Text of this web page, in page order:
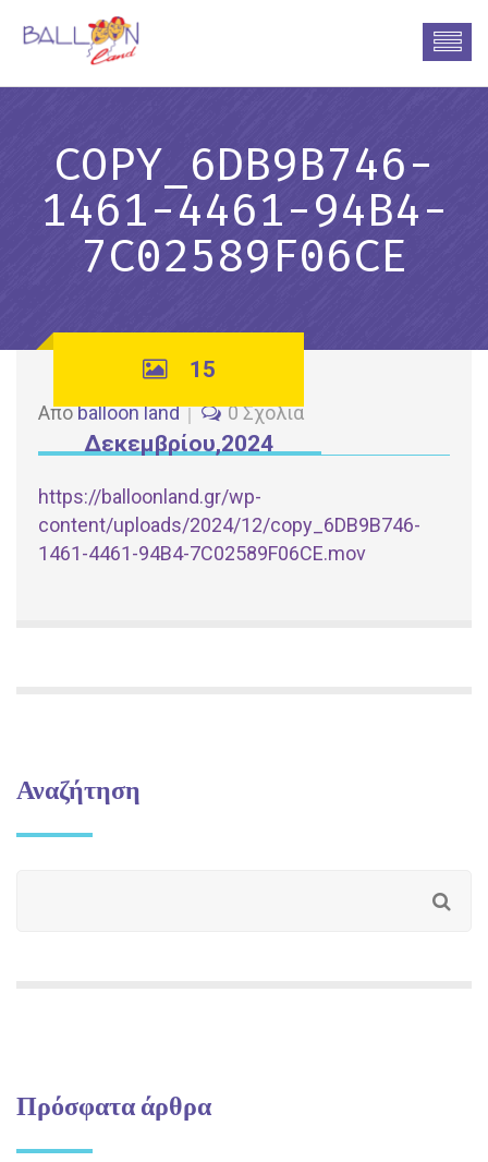
COPY_6DB9B746-
1461-4461-94B4-
7C02589F06CE
15
Δεκεμβρίου,2024
Απόballoon land 0 Σχόλια
https://balloonland.gr/wp-
content/uploads/2024/12/copy_6DB9B746-
1461-4461-94B4-7C02589F06CE.mov
Αναζήτηση
Πρόσφατα άρθρα